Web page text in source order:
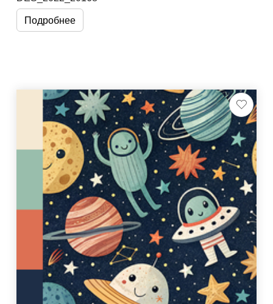
Подробнее